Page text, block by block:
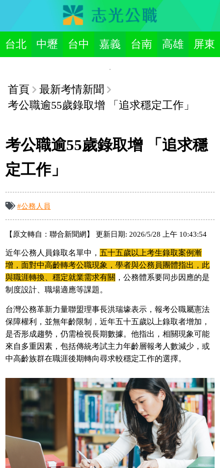
台北 中壢 台中 嘉義 台南 高雄 屏東
首頁
最新考情新聞
考公職逾55歲錄取增 「追求穩定工作」
考公職逾55歲錄取增 「追求穩
定工作」
#公務人員
【原文轉自：聯合新聞網】 更新日期: 2026/5/28 上午 10:43:54
近年公務人員錄取名單中，五十五歲以上考生錄取案例漸
增，面對中高齡轉考公職現象，學者與公務員團體指出，此
與職涯轉換、穩定就業需求有關 ，公務體系要同步因應的是
制度設計、職場適應等課題。
台灣公務革新力量聯盟理事長洪瑞壕表示，報考公職屬憲法
保障權利，並無年齡限制，近年五十五歲以上錄取者增加，
是否形成趨勢，仍需檢視長期數據。他指出，相關現象可能
來自多重因素，包括傳統考試主力年齡層報考人數減少，或
中高齡族群在職涯後期轉向尋求較穩定工作的選擇。